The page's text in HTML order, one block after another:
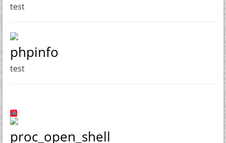
test
phpinfo
test
proc_open_shell